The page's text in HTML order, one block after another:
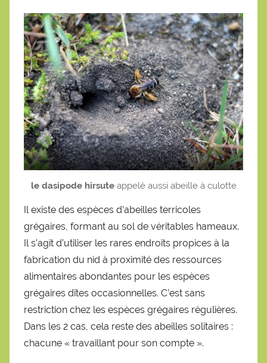
le dasipode hirsute appelé aussi abeille à culotte
Il existe des espèces d’abeilles terricoles
grégaires, formant au sol de véritables hameaux.
Il s’agit d’utiliser les rares endroits propices à la
fabrication du nid à proximité des ressources
alimentaires abondantes pour les espèces
grégaires dîtes occasionnelles. C’est sans
restriction chez les espèces grégaires régulières.
Dans les 2 cas, cela reste des abeilles solitaires :
chacune « travaillant pour son compte ».